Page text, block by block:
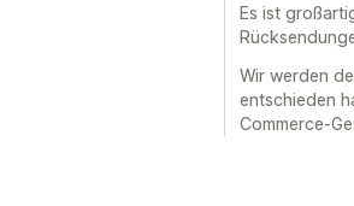
Es ist
Wir werden
entschieden
Commerce-